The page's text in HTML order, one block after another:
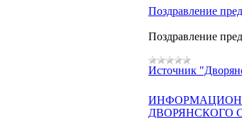
Поздравление
Поздравление
Источник
ДВОРЯНСКОГО